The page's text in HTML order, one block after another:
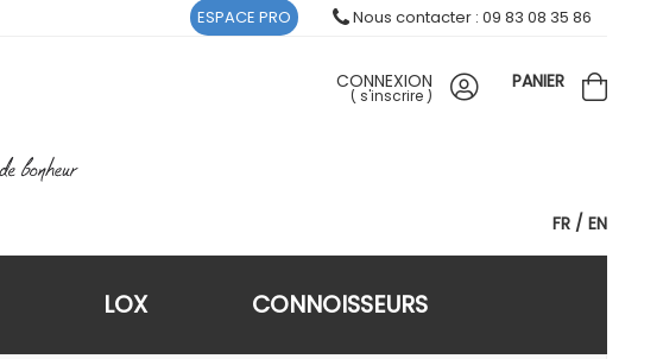
FR EN
CONNEXION
( s'inscrire )
PANIER
LOX CONNOISSEURS
ESPACE PRO Nous contacter : 09 83 08 35 86